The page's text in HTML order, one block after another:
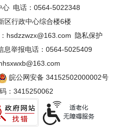
心 电话：0564-5022348
区行政中心综合楼6楼
hsdzzwzx@163.com
隐私保护
息举报电话：0564-5025409
皖公网安备 34152502000002号
：3415250062